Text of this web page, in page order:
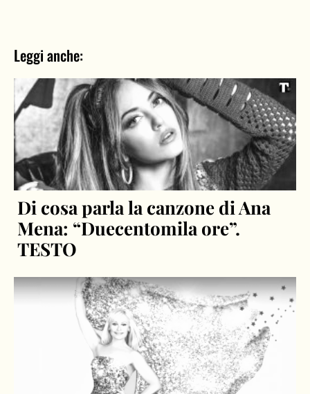
Leggi anche:
Di cosa parla la canzone di Ana
Mena: “Duecentomila ore”.
TESTO